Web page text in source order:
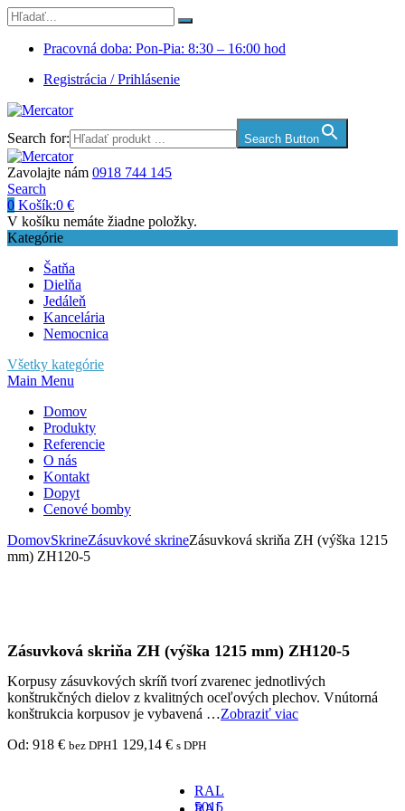
Pracovná doba: Pon-Pia: 8:30 – 16:00 hod
Registrácia / Prihlásenie
Search for: Search Button
Zavolajte nám 0918 744 145
Search
0 Košík:0 €
V košíku nemáte žiadne položky.
Kategórie
Šatňa
Dielňa
Jedáleň
Kancelária
Nemocnica
Všetky kategórie
Main Menu
Domov
Produkty
Referencie
O nás
Kontakt
Dopyt
Cenové bomby
DomovSkrineZásuvkové skrineZásuvková skriňa ZH (výška 1215
mm) ZH120-5
Zásuvková skriňa ZH (výška 1215 mm) ZH120-5
Korpusy zásuvkových skríň tvorí zvarenec jednotlivých
konštrukčných dielov z kvalitných oceľových plechov. Vnútorná
konštrukcia korpusov je vybavená …Zobraziť viac
Od: 918 € bez DPH1 129,14 € s DPH
RAL
5015